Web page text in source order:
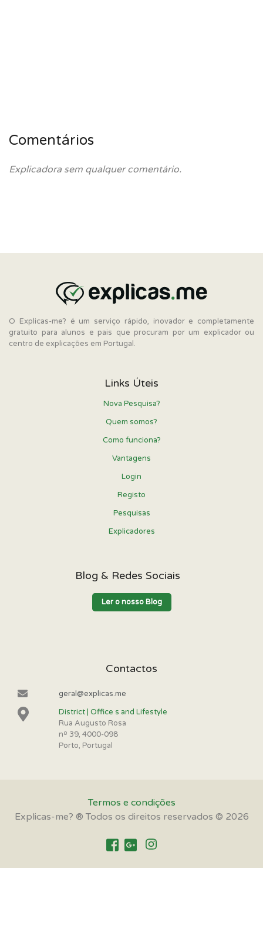
Comentários
Explicadora sem qualquer comentário.
O Explicas-me? é um serviço rápido, inovador e completamente
gratuito para alunos e pais que procuram por um explicador ou
centro de explicações em Portugal.
Links Úteis
Nova Pesquisa?
Quem somos?
Como funciona?
Vantagens
Login
Registo
Pesquisas
Explicadores
Blog & Redes Sociais
Ler o nosso Blog
Contactos
geral@explicas.me
District | Office s and Lifestyle
Rua Augusto Rosa
nº 39, 4000-098
Porto, Portugal
Termos e condições
Explicas-me? ® Todos os direitos reservados © 2026